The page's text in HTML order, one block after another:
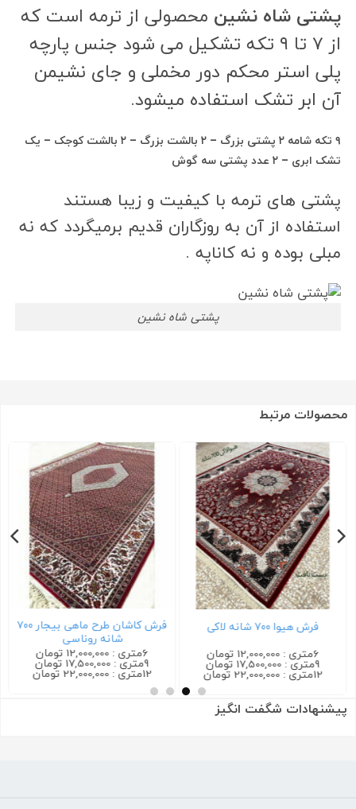
پشتی شاه نشین محصولی از ترمه است که
از ۷ تا ۹ تکه تشکیل می شود جنس پارچه
پلی استر محکم دور مخملی و جای نشیمن
آن ابر تشک استفاده میشود.
۹ تکه شامه ۲ پشتی بزرگ – ۲ بالشت بزرگ – ۲ بالشت کوجک – یک
تشک ابری – ۲ عدد پشتی سه گوش
پشتی های ترمه با کیفیت و زیبا هستند
استفاده از آن به روزگاران قدیم برمیگردد که نه
مبلی بوده و نه کاناپه .
پشتی شاه نشین
محصولات مرتبط
فرش هیوا ۷۰۰ شانه لاکی
6متری : 12,000,000 تومان
9متری : 17,500,000 تومان
12متری : 22,000,000 تومان
فرش کاشان طرح ماهی بیجار ۷۰۰
شانه روناسی
6متری : 12,000,000 تومان
9متری : 17,500,000 تومان
12متری : 22,000,000 تومان
پیشنهادات شگفت انگیز